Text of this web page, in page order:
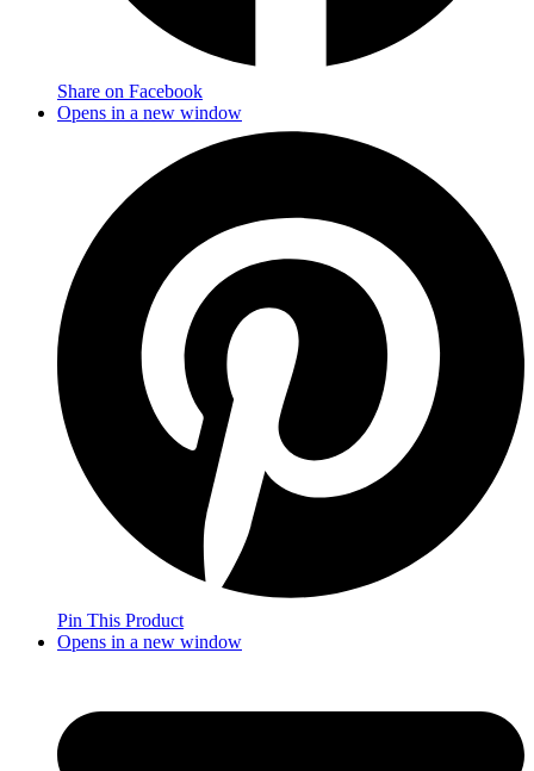
Share on Facebook
Opens in a new window
Pin This Product
Opens in a new window